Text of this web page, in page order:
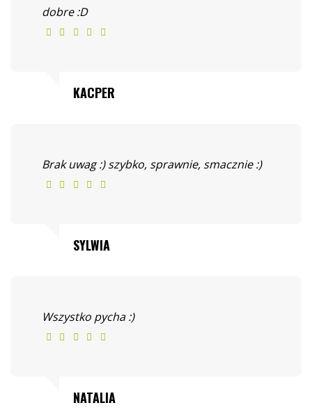
dobre :D
KACPER
Brak uwag :) szybko, sprawnie, smacznie :)
SYLWIA
Wszystko pycha :)
NATALIA